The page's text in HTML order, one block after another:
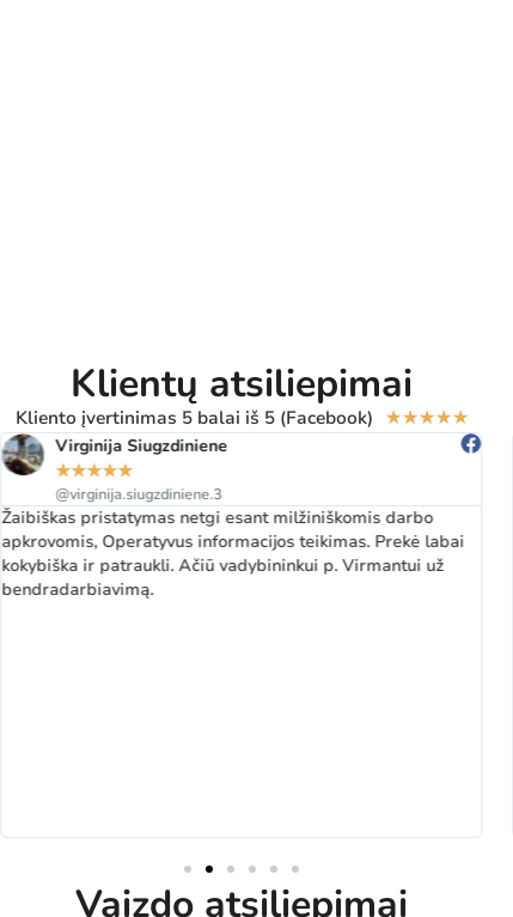
Klientų atsiliepimai
Kliento įvertinimas 5 balai iš 5 (Facebook) ★★★★★
Virginija Siugzdiniene
★★★★★
@virginija.siugzdiniene.3
Žaibiškas pristatymas netgi esant milžiniškomis darbo
apkrovomis, Operatyvus informacijos teikimas. Prekė labai
kokybiška ir patraukli. Ačiū vadybininkui p. Virmantui už
bendradarbiavimą.
Vaizdo atsiliepimai